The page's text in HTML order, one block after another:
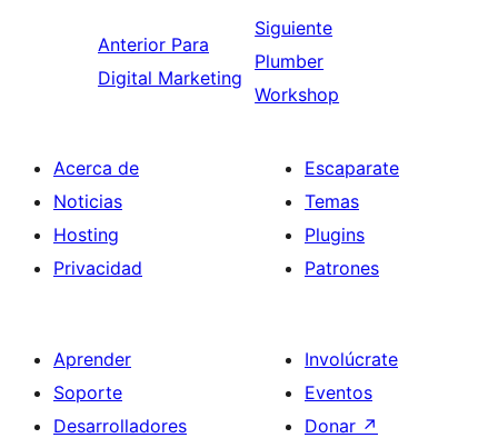
Anterior Para
Digital Marketing
Siguiente
Plumber
Workshop
Acerca de
Noticias
Hosting
Privacidad
Escaparate
Temas
Plugins
Patrones
Aprender
Soporte
Desarrolladores
Involúcrate
Eventos
Donar ↗